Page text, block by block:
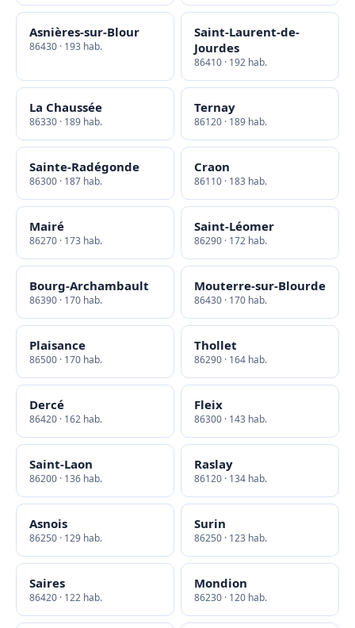
Asnières-sur-Blour
86430 · 193 hab.
Saint-Laurent-de-
Jourdes
86410 · 192 hab.
La Chaussée
86330 · 189 hab.
Ternay
86120 · 189 hab.
Sainte-Radégonde
86300 · 187 hab.
Craon
86110 · 183 hab.
Mairé
86270 · 173 hab.
Saint-Léomer
86290 · 172 hab.
Bourg-Archambault
86390 · 170 hab.
Mouterre-sur-Blourde
86430 · 170 hab.
Plaisance
86500 · 170 hab.
Thollet
86290 · 164 hab.
Dercé
86420 · 162 hab.
Fleix
86300 · 143 hab.
Saint-Laon
86200 · 136 hab.
Raslay
86120 · 134 hab.
Asnois
86250 · 129 hab.
Surin
86250 · 123 hab.
Saires
86420 · 122 hab.
Mondion
86230 · 120 hab.